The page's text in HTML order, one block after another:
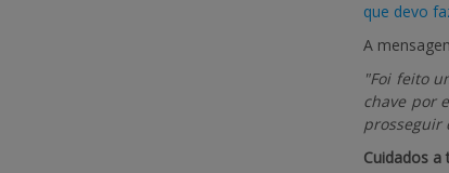
que devo
A
"Foi feito
chave por
prosseguir
Cuidados